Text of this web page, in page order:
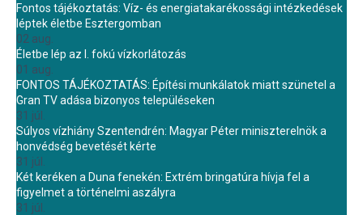
Fontos tájékoztatás: Víz- és energiatakarékossági intézkedések
léptek életbe Esztergomban
02 aug.
Életbe lép az I. fokú vízkorlátozás
01 aug.
FONTOS TÁJÉKOZTATÁS: Építési munkálatok miatt szünetel a
Gran TV adása bizonyos településeken
31 júl.
Súlyos vízhiány Szentendrén: Magyar Péter miniszterelnök a
honvédség bevetését kérte
31 júl.
Két keréken a Duna fenekén: Extrém bringatúra hívja fel a
figyelmet a történelmi aszályra
31 júl.